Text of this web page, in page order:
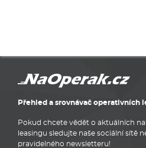
Přehled a srovnávač operativních
Pokud chcete vědět o aktuálních
leasingu sledujte naše sociální sítě
pravidelného newsletteru!